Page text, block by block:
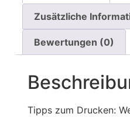
Zusätzliche
Bewertungen (0)
Tipps zum Drucken: